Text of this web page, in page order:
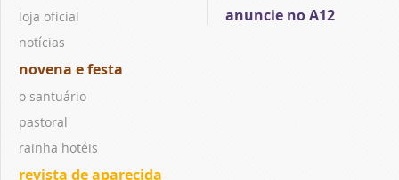
loja oficial
notícias
novena e festa
o santuário
pastoral
rainha hotéis
revista de aparecida
anuncie no A12